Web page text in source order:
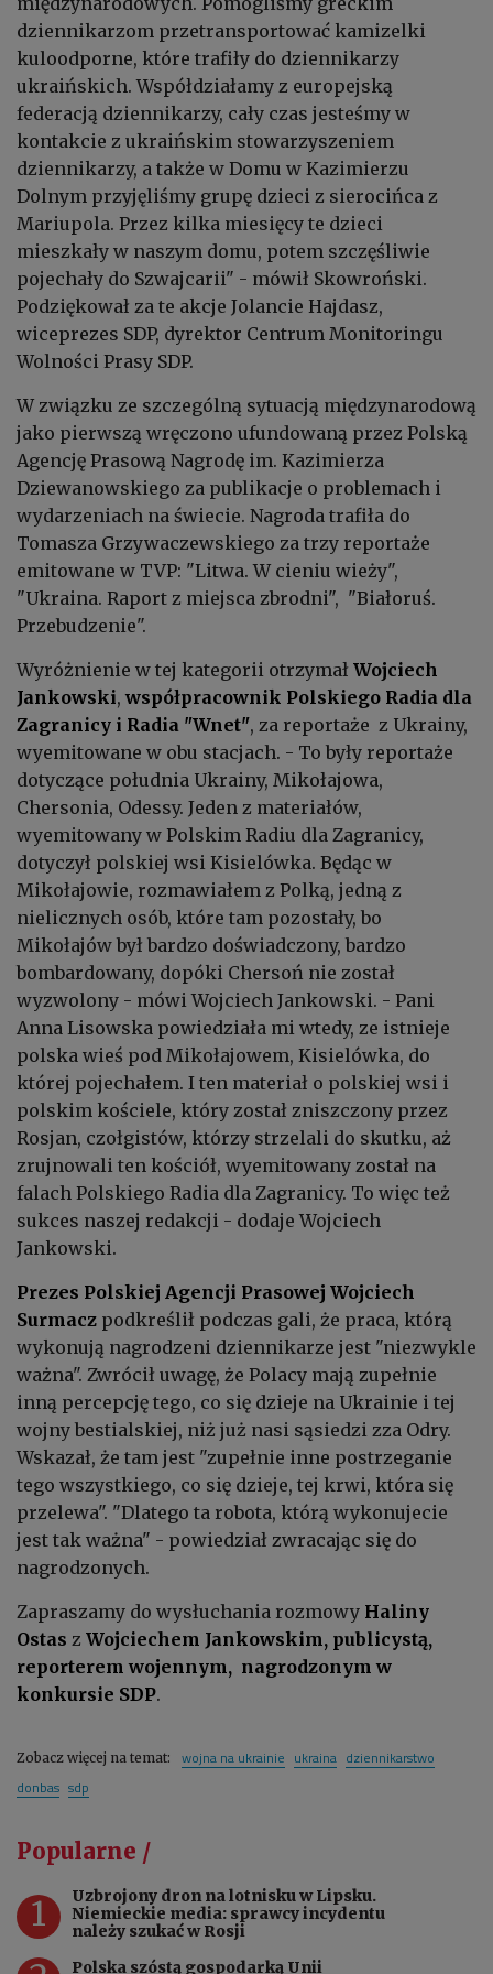
dziennikarzom przetransportować kamizelki
kuloodporne, które trafiły do dziennikarzy
ukraińskich. Współdziałamy z europejską
federacją dziennikarzy, cały czas jesteśmy w
kontakcie z ukraińskim stowarzyszeniem
dziennikarzy, a także w Domu w Kazimierzu
Dolnym przyjęliśmy grupę dzieci z sierocińca z
Mariupola. Przez kilka miesięcy te dzieci
mieszkały w naszym domu, potem szczęśliwie
pojechały do Szwajcarii" - mówił Skowroński.
Podziękował za te akcje Jolancie Hajdasz,
wiceprezes SDP, dyrektor Centrum Monitoringu
Wolności Prasy SDP.
W związku ze szczególną sytuacją międzynarodową
jako pierwszą wręczono ufundowaną przez Polską
Agencję Prasową Nagrodę im. Kazimierza
Dziewanowskiego za publikacje o problemach i
wydarzeniach na świecie. Nagroda trafiła do
Tomasza Grzywaczewskiego za trzy reportaże
emitowane w TVP: "Litwa. W cieniu wieży",
"Ukraina. Raport z miejsca zbrodni", "Białoruś.
Przebudzenie".
Wyróżnienie w tej kategorii otrzymał Wojciech
Jankowski,współpracownik Polskiego Radia dla
Zagranicy i Radia "Wnet", za reportaże z Ukrainy,
wyemitowane w obu stacjach. - To były reportaże
dotyczące południa Ukrainy, Mikołajowa,
Chersonia, Odessy. Jeden z materiałów,
wyemitowany w Polskim Radiu dla Zagranicy,
dotyczył polskiej wsi Kisielówka. Będąc w
Mikołajowie, rozmawiałem z Polką, jedną z
nielicznych osób, które tam pozostały, bo
Mikołajów był bardzo doświadczony, bardzo
bombardowany, dopóki Chersoń nie został
wyzwolony - mówi Wojciech Jankowski. - Pani
Anna Lisowska powiedziała mi wtedy, ze istnieje
polska wieś pod Mikołajowem, Kisielówka, do
której pojechałem. I ten materiał o polskiej wsi i
polskim kościele, który został zniszczony przez
Rosjan, czołgistów, którzy strzelali do skutku, aż
zrujnowali ten kościół, wyemitowany został na
falach Polskiego Radia dla Zagranicy. To więc też
sukces naszej redakcji - dodaje Wojciech
Jankowski.
Prezes Polskiej Agencji Prasowej Wojciech
Surmacz podkreślił podczas gali, że praca, którą
wykonują nagrodzeni dziennikarze jest "niezwykle
ważna". Zwrócił uwagę, że Polacy mają zupełnie
inną percepcję tego, co się dzieje na Ukrainie i tej
wojny bestialskiej, niż już nasi sąsiedzi zza Odry.
Wskazał, że tam jest "zupełnie inne postrzeganie
tego wszystkiego, co się dzieje, tej krwi, która się
przelewa". "Dlatego ta robota, którą wykonujecie
jest tak ważna" - powiedział zwracając się do
nagrodzonych.
Zapraszamy do wysłuchania rozmowy Haliny
Ostas z Wojciechem Jankowskim, publicystą,
reporterem wojennym, nagrodzonym w
konkursie SDP.
Zobacz więcej na temat: wojna na ukrainie ukraina dziennikarstwo
donbas sdp
Popularne /
1
Uzbrojony dron na lotnisku w Lipsku.
Niemieckie media: sprawcy incydentu
należy szukać w Rosji
Polska szóstą gospodarką Unii